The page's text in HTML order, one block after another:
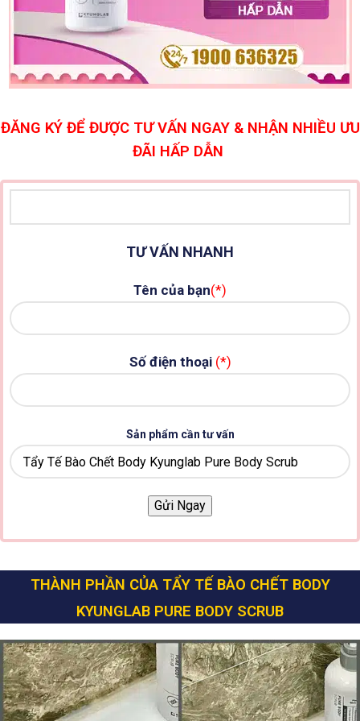
ĐĂNG KÝ ĐỂ ĐƯỢC TƯ VẤN NGAY & NHẬN NHIỀU ƯU
ĐÃI HẤP DẪN
TƯ VẤN NHANH
Tên của bạn(*)
Số điện thoại (*)
Sản phẩm cần tư vấn
THÀNH PHẦN CỦA TẨY TẾ BÀO CHẾT BODY
KYUNGLAB PURE BODY SCRUB